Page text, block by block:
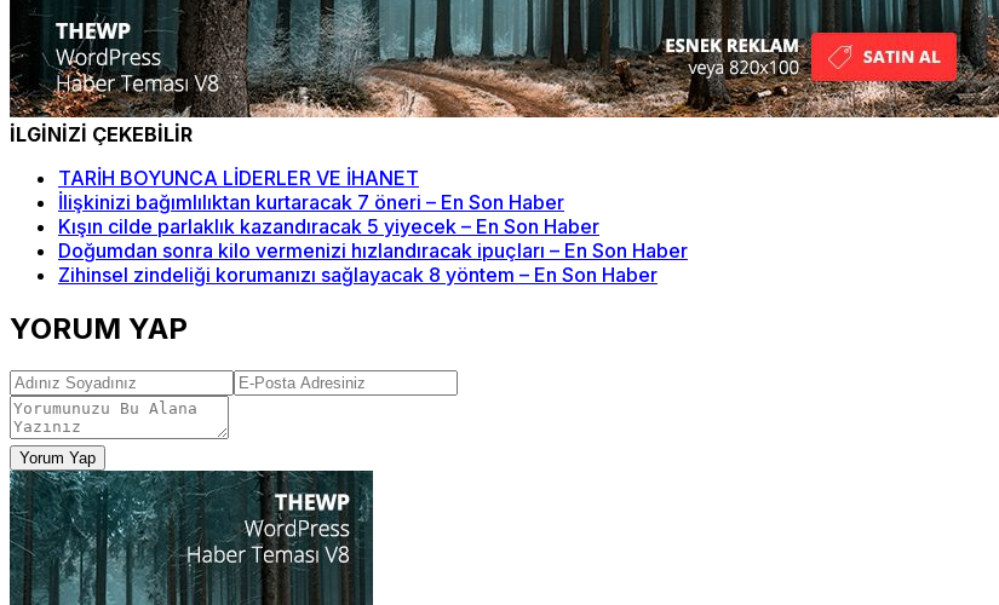
İLGİNİZİ ÇEKEBİLİR
TARİH BOYUNCA LİDERLER VE İHANET
İlişkinizi bağımlılıktan kurtaracak 7 öneri – En Son Haber
Kışın cilde parlaklık kazandıracak 5 yiyecek – En Son Haber
Doğumdan sonra kilo vermenizi hızlandıracak ipuçları – En Son Haber
Zihinsel zindeliği korumanızı sağlayacak 8 yöntem – En Son Haber
YORUM YAP
Yorum Yap